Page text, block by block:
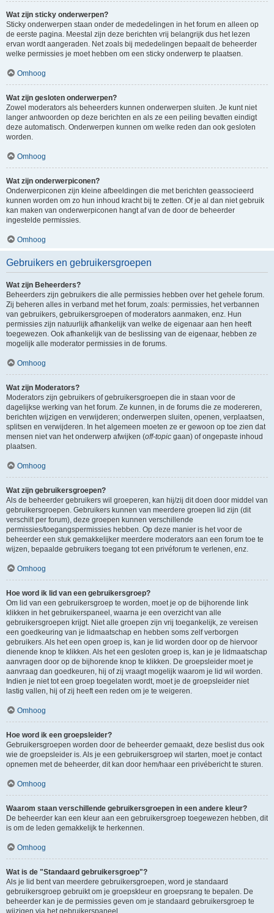
Wat zijn sticky onderwerpen?
Sticky onderwerpen staan onder de mededelingen in het forum en alleen op
de eerste pagina. Meestal zijn deze berichten vrij belangrijk dus het lezen
ervan wordt aangeraden. Net zoals bij mededelingen bepaalt de beheerder
welke permissies je moet hebben om een sticky onderwerp te plaatsen.
Omhoog
Wat zijn gesloten onderwerpen?
Zowel moderators als beheerders kunnen onderwerpen sluiten. Je kunt niet
langer antwoorden op deze berichten en als ze een peiling bevatten eindigt
deze automatisch. Onderwerpen kunnen om welke reden dan ook gesloten
worden.
Omhoog
Wat zijn onderwerpiconen?
Onderwerpiconen zijn kleine afbeeldingen die met berichten geassocieerd
kunnen worden om zo hun inhoud kracht bij te zetten. Of je al dan niet gebruik
kan maken van onderwerpiconen hangt af van de door de beheerder
ingestelde permissies.
Omhoog
Gebruikers en gebruikersgroepen
Wat zijn Beheerders?
Beheerders zijn gebruikers die alle permissies hebben over het gehele forum.
Zij beheren alles in verband met het forum, zoals: permissies, het verbannen
van gebruikers, gebruikersgroepen of moderators aanmaken, enz. Hun
permissies zijn natuurlijk afhankelijk van welke de eigenaar aan hen heeft
toegewezen. Ook afhankelijk van de beslissing van de eigenaar, hebben ze
mogelijk alle moderator permissies in de forums.
Omhoog
Wat zijn Moderators?
Moderators zijn gebruikers of gebruikersgroepen die in staan voor de
dagelijkse werking van het forum. Ze kunnen, in de forums die ze modereren,
berichten wijzigen en verwijderen; onderwerpen sluiten, openen, verplaatsen,
splitsen en verwijderen. In het algemeen moeten ze er gewoon op toe zien dat
mensen niet van het onderwerp afwijken (off-topic gaan) of ongepaste inhoud
plaatsen.
Omhoog
Wat zijn gebruikersgroepen?
Als de beheerder gebruikers wil groeperen, kan hij/zij dit doen door middel van
gebruikersgroepen. Gebruikers kunnen van meerdere groepen lid zijn (dit
verschilt per forum), deze groepen kunnen verschillende
permissies/toegangspermissies hebben. Op deze manier is het voor de
beheerder een stuk gemakkelijker meerdere moderators aan een forum toe te
wijzen, bepaalde gebruikers toegang tot een privéforum te verlenen, enz.
Omhoog
Hoe word ik lid van een gebruikersgroep?
Om lid van een gebruikersgroep te worden, moet je op de bijhorende link
klikken in het gebruikerspaneel, waarna je een overzicht van alle
gebruikersgroepen krijgt. Niet alle groepen zijn vrij toegankelijk, ze vereisen
een goedkeuring van je lidmaatschap en hebben soms zelf verborgen
gebruikers. Als het een open groep is, kan je lid worden door op de hiervoor
dienende knop te klikken. Als het een gesloten groep is, kan je je lidmaatschap
aanvragen door op de bijhorende knop te klikken. De groepsleider moet je
aanvraag dan goedkeuren, hij of zij vraagt mogelijk waarom je lid wil worden.
Indien je niet tot een groep toegelaten wordt, moet je de groepsleider niet
lastig vallen, hij of zij heeft een reden om je te weigeren.
Omhoog
Hoe word ik een groepsleider?
Gebruikersgroepen worden door de beheerder gemaakt, deze beslist dus ook
wie de groepsleider is. Als je een gebruikersgroep wil starten, moet je contact
opnemen met de beheerder, dit kan door hem/haar een privébericht te sturen.
Omhoog
Waarom staan verschillende gebruikersgroepen in een andere kleur?
De beheerder kan een kleur aan een gebruikersgroep toegewezen hebben, dit
is om de leden gemakkelijk te herkennen.
Omhoog
Wat is de "Standaard gebruikersgroep"?
Als je lid bent van meerdere gebruikersgroepen, word je standaard
gebruikersgroep gebruikt om je groepskleur en groepsrang te bepalen. De
beheerder kan je de permissies geven om je standaard gebruikersgroep te
wijzigen via het gebruikerspaneel.